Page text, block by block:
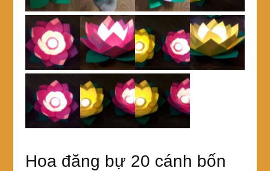
Hoa đăng bự 20 cánh bốn